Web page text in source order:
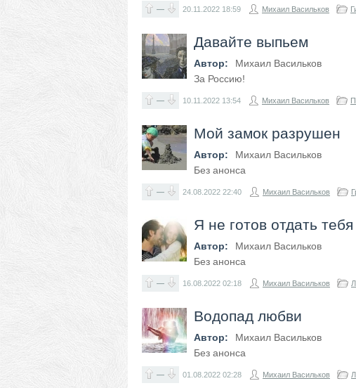
— 20.11.2022 18:59 Михаил Васильков
Давайте выпьем
Автор:
Михаил Васильков
За Россию!
— 10.11.2022 13:54 Михаил Васильков
Мой замок разрушен
Автор:
Михаил Васильков
Без анонса
— 24.08.2022 22:40 Михаил Васильков
Я не готов отдать
Автор:
Михаил Васильков
Без анонса
— 16.08.2022 02:18 Михаил Васильков
Водопад любви
Автор:
Михаил Васильков
Без анонса
— 01.08.2022 02:28 Михаил Васильков